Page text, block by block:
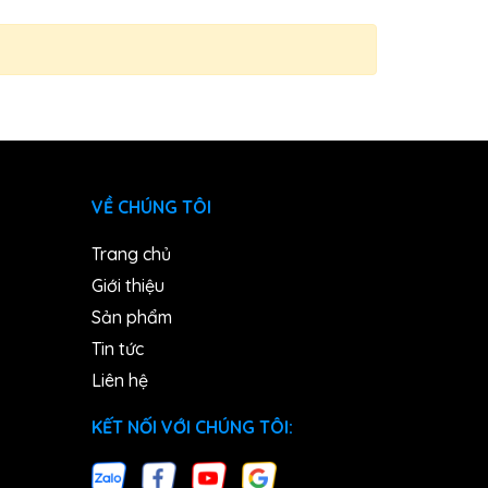
VỀ CHÚNG TÔI
Trang chủ
Giới thiệu
Sản phẩm
Tin tức
Liên hệ
KẾT NỐI VỚI CHÚNG TÔI: